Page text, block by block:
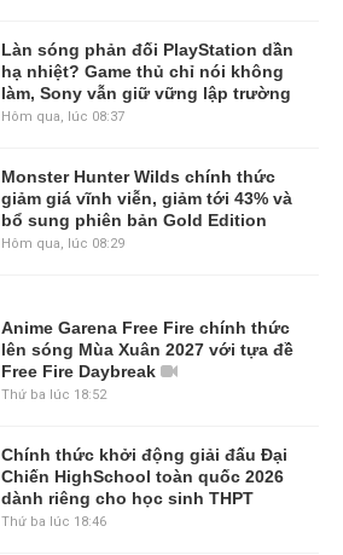
Làn sóng phản đối PlayStation dần
hạ nhiệt? Game thủ chỉ nói không
làm, Sony vẫn giữ vững lập trường
Hôm qua, lúc 08:37
Monster Hunter Wilds chính thức
giảm giá vĩnh viễn, giảm tới 43% và
bổ sung phiên bản Gold Edition
Hôm qua, lúc 08:29
Anime Garena Free Fire chính thức
lên sóng Mùa Xuân 2027 với tựa đề
Free Fire Daybreak
Thứ ba lúc 18:52
Chính thức khởi động giải đấu Đại
Chiến HighSchool toàn quốc 2026
dành riêng cho học sinh THPT
Thứ ba lúc 18:46